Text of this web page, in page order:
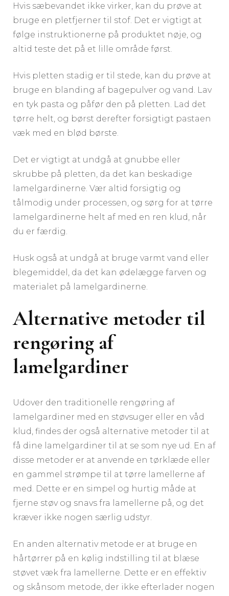
Hvis sæbevandet ikke virker, kan du prøve at
bruge en pletfjerner til stof. Det er vigtigt at
følge instruktionerne på produktet nøje, og
altid teste det på et lille område først.
Hvis pletten stadig er til stede, kan du prøve at
bruge en blanding af bagepulver og vand. Lav
en tyk pasta og påfør den på pletten. Lad det
tørre helt, og børst derefter forsigtigt pastaen
væk med en blød børste.
Det er vigtigt at undgå at gnubbe eller
skrubbe på pletten, da det kan beskadige
lamelgardinerne. Vær altid forsigtig og
tålmodig under processen, og sørg for at tørre
lamelgardinerne helt af med en ren klud, når
du er færdig.
Husk også at undgå at bruge varmt vand eller
blegemiddel, da det kan ødelægge farven og
materialet på lamelgardinerne.
Alternative metoder til
rengøring af
lamelgardiner
Udover den traditionelle rengøring af
lamelgardiner med en støvsuger eller en våd
klud, findes der også alternative metoder til at
få dine lamelgardiner til at se som nye ud. En af
disse metoder er at anvende en tørklæde eller
en gammel strømpe til at tørre lamellerne af
med. Dette er en simpel og hurtig måde at
fjerne støv og snavs fra lamellerne på, og det
kræver ikke nogen særlig udstyr.
En anden alternativ metode er at bruge en
hårtørrer på en kølig indstilling til at blæse
støvet væk fra lamellerne. Dette er en effektiv
og skånsom metode, der ikke efterlader nogen